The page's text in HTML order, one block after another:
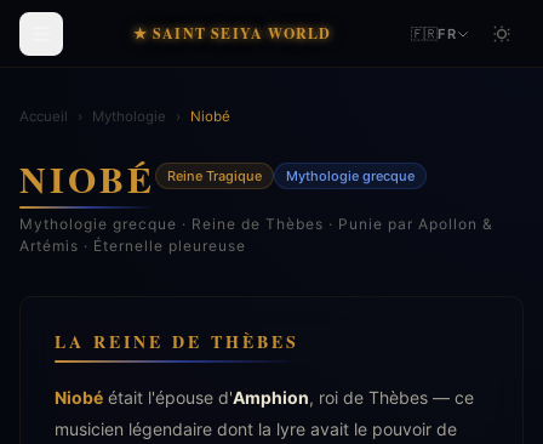
★ SAINT SEIYA WORLD 🇫🇷FR
Accueil › Mythologie › Niobé
NIOBÉ Reine Tragique Mythologie grecque
Mythologie grecque · Reine de Thèbes · Punie par Apollon &
Artémis · Éternelle pleureuse
LA REINE DE THÈBES
Niobé était l'épouse d'Amphion, roi de Thèbes — ce
musicien légendaire dont la lyre avait le pouvoir de